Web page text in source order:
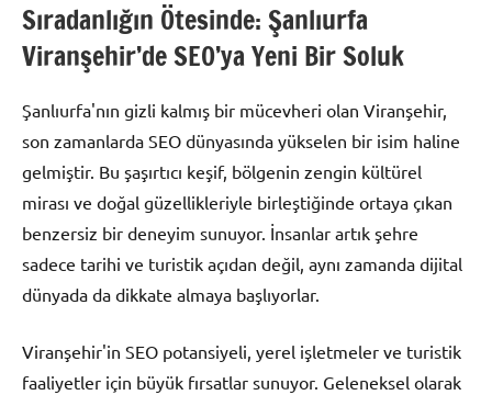
Sıradanlığın Ötesinde: Şanlıurfa
Viranşehir’de SEO’ya Yeni Bir Soluk
Şanlıurfa'nın gizli kalmış bir mücevheri olan Viranşehir,
son zamanlarda SEO dünyasında yükselen bir isim haline
gelmiştir. Bu şaşırtıcı keşif, bölgenin zengin kültürel
mirası ve doğal güzellikleriyle birleştiğinde ortaya çıkan
benzersiz bir deneyim sunuyor. İnsanlar artık şehre
sadece tarihi ve turistik açıdan değil, aynı zamanda dijital
dünyada da dikkate almaya başlıyorlar.
Viranşehir'in SEO potansiyeli, yerel işletmeler ve turistik
faaliyetler için büyük fırsatlar sunuyor. Geleneksel olarak